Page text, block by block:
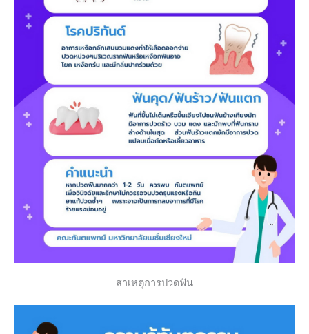
สาเหตุการปวดฟัน